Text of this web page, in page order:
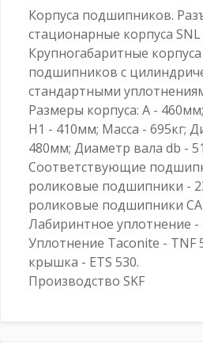
Корпуса подшипников.
стационарные корпуса SNL
Крупногабаритные корпуса
подшипников с
стандартными
Размеры корпуса: A -
H1 - 410мм; Масса - 695кг;
480мм; Диаметр вала db -
Соответствующие
роликовые подшипники -
роликовые подшипники
Лабиринтное уплотнение -
Уплотнение Taconite - TNF
крышка - ETS 530.
Производство SKF